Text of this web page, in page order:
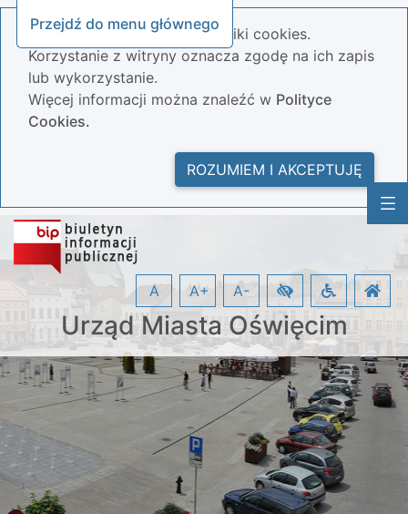
Przejdź do menu głównego
Nasza strona wykorzystuje pliki cookies.
Korzystanie z witryny oznacza zgodę na ich zapis
lub wykorzystanie.
Więcej informacji można znaleźć w Polityce
Cookies.
ROZUMIEM I AKCEPTUJĘ
Urząd Miasta Oświęcim
A A+ A-